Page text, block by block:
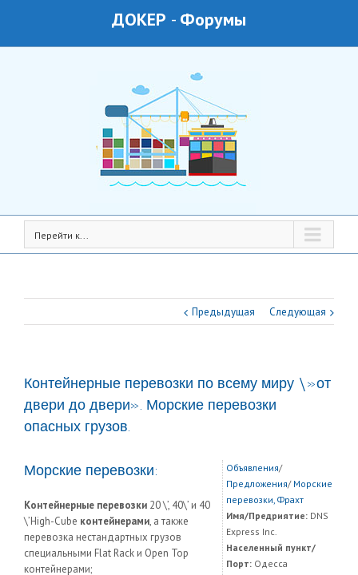
ДОКЕР - Форумы
Перейти к...
Предыдущая Следующая
Контейнерные перевозки по всему миру \»от
двери до двери». Морские перевозки
опасных грузов.
Морские перевозки:
Контейнерные перевозки 20 \’, 40\’ и 40
\’High-Cube контейнерами, а также
перевозка нестандартных грузов
специальными Flat Rack и Open Top
контейнерами;
Объявления/
Предложения/ Морские
перевозки, Фрахт
Имя/Предриятие:DNS
Express Inc.
Населенный пункт/
Порт:Одесса